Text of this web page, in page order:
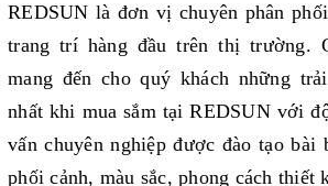
REDSUN là đơn vị chuyên phân
trang trí hàng đầu trên thị trường.
mang đến cho quý khách những
nhất khi mua sắm tại REDSUN với
vấn chuyên nghiệp được đào tạo bài
phối cảnh, màu sắc, phong cách thiết